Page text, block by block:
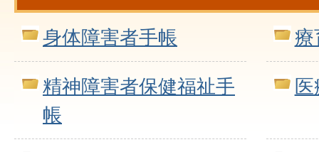
身体障害者手帳 療
精神障害者保健福祉手
帳